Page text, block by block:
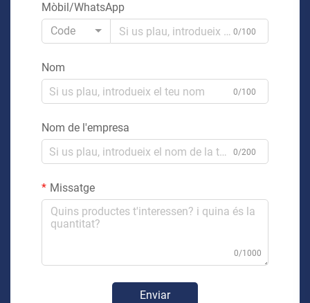
Mòbil/WhatsApp
Code
0/100
Nom
0/100
Nom de l'empresa
0/200
Missatge
0/1000
Enviar